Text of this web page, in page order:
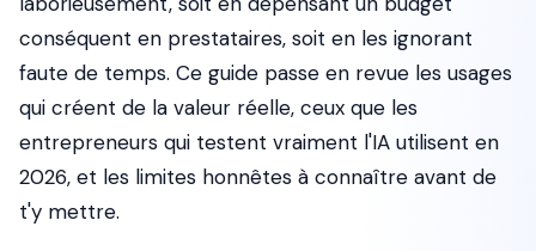
conséquent en prestataires, soit en les ignorant
faute de temps. Ce guide passe en revue les usages
qui créent de la valeur réelle, ceux que les
entrepreneurs qui testent vraiment l'IA utilisent en
2026, et les limites honnêtes à connaître avant de
t'y mettre.